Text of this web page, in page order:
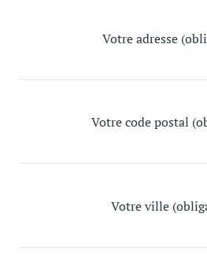
Votre adresse
Votre code postal
Votre ville